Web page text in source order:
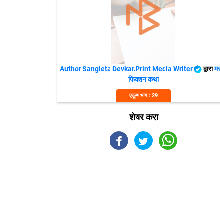
Author Sangieta Devkar.Print Media Writer द्वारा
फिक्शन कथा
एकूण भाग : 29
शेयर करा